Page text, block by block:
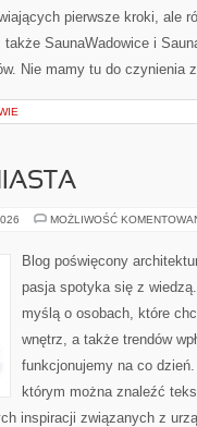
pierwsze kroki, ale
SaunaWadowice i
Nie mamy tu do czynienia
MOŻLIWOŚĆ
Blog poświęcony
pasja spotyka się z
myślą o osobach, które
wnętrz, a także trendów
funkcjonujemy na co
którym można znaleźć
inspiracji związanych z